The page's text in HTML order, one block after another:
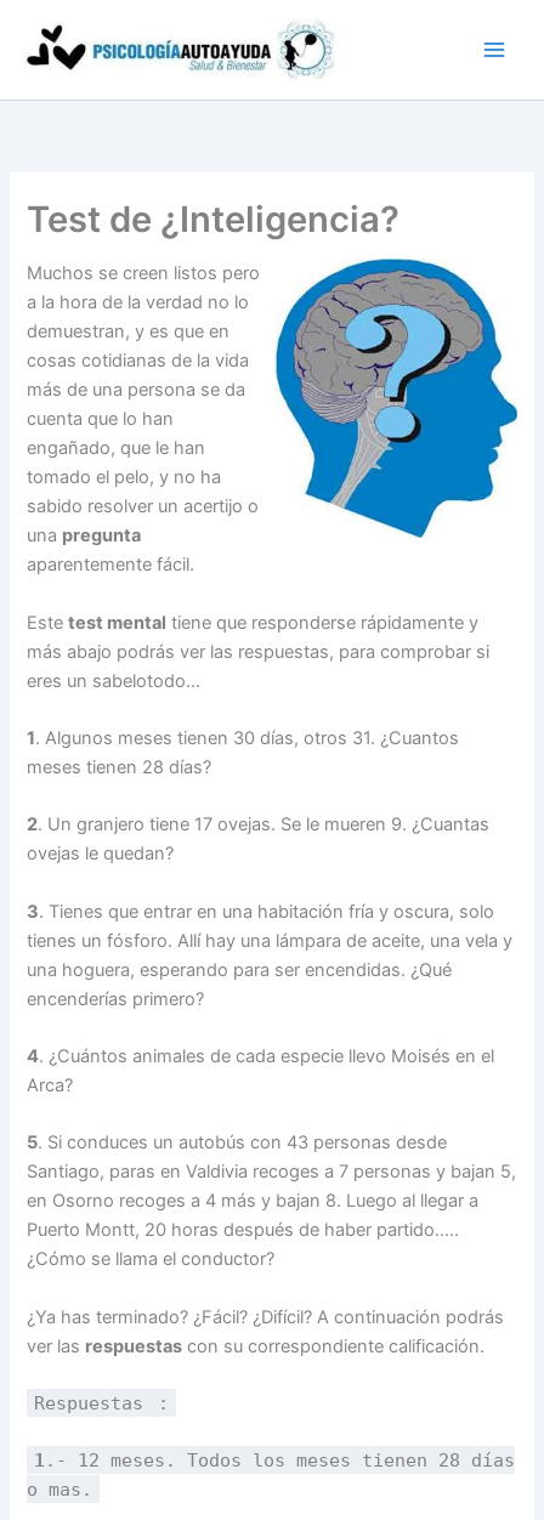
contenido
Test de ¿Inteligencia?
Muchos se creen listos pero
a la hora de la verdad no lo
demuestran, y es que en
cosas cotidianas de la vida
más de una persona se da
cuenta que lo han
engañado, que le han
tomado el pelo, y no ha
sabido resolver un acertijo o
una pregunta
aparentemente fácil.
Estetest mental tiene que responderse rápidamente y
más abajo podrás ver las respuestas, para comprobar si
eres un sabelotodo…
1. Algunos meses tienen 30 días, otros 31. ¿Cuantos
meses tienen 28 días?
2. Un granjero tiene 17 ovejas. Se le mueren 9. ¿Cuantas
ovejas le quedan?
3. Tienes que entrar en una habitación fría y oscura, solo
tienes un fósforo. Allí hay una lámpara de aceite, una vela y
una hoguera, esperando para ser encendidas. ¿Qué
encenderías primero?
4. ¿Cuántos animales de cada especie llevo Moisés en el
Arca?
5. Si conduces un autobús con 43 personas desde
Santiago, paras en Valdivia recoges a 7 personas y bajan 5,
en Osorno recoges a 4 más y bajan 8. Luego al llegar a
Puerto Montt, 20 horas después de haber partido…..
¿Cómo se llama el conductor?
¿Ya has terminado? ¿Fácil? ¿Difícil? A continuación podrás
ver las respuestas con su correspondiente calificación.
Respuestas :
1.- 12 meses. Todos los meses tienen 28 días
o mas.